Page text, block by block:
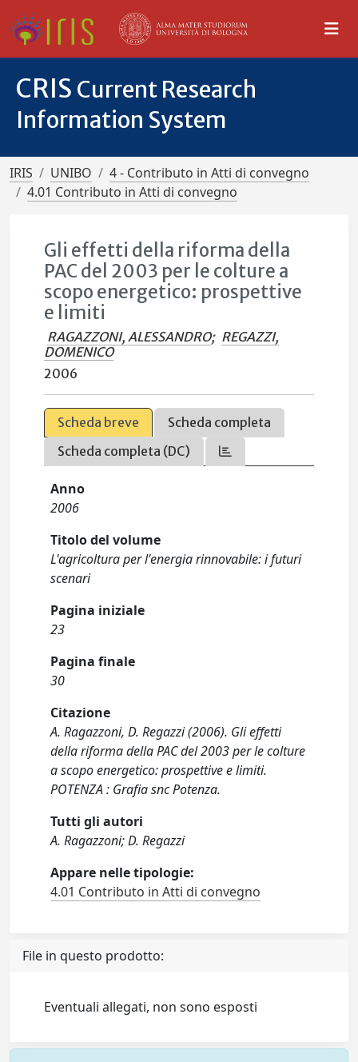
CRIS Current Research
Information System
IRIS UNIBO
4 - Contributo in Atti di convegno
4.01 Contributo in Atti di convegno
Gli effetti della riforma della
PAC del 2003 per le colture a
scopo energetico: prospettive
e limiti
RAGAZZONI, ALESSANDRO; REGAZZI,
DOMENICO
2006
Scheda breve
Scheda completa
Scheda completa (DC)
Anno
2006
Titolo del volume
L'agricoltura per l'energia rinnovabile: i futuri
scenari
Pagina iniziale
23
Pagina finale
30
Citazione
A. Ragazzoni, D. Regazzi (2006). Gli effetti
della riforma della PAC del 2003 per le colture
a scopo energetico: prospettive e limiti.
POTENZA : Grafia snc Potenza.
Tutti gli autori
A. Ragazzoni; D. Regazzi
Appare nelle tipologie:
4.01 Contributo in Atti di convegno
File in questo prodotto:
Eventuali allegati, non sono esposti